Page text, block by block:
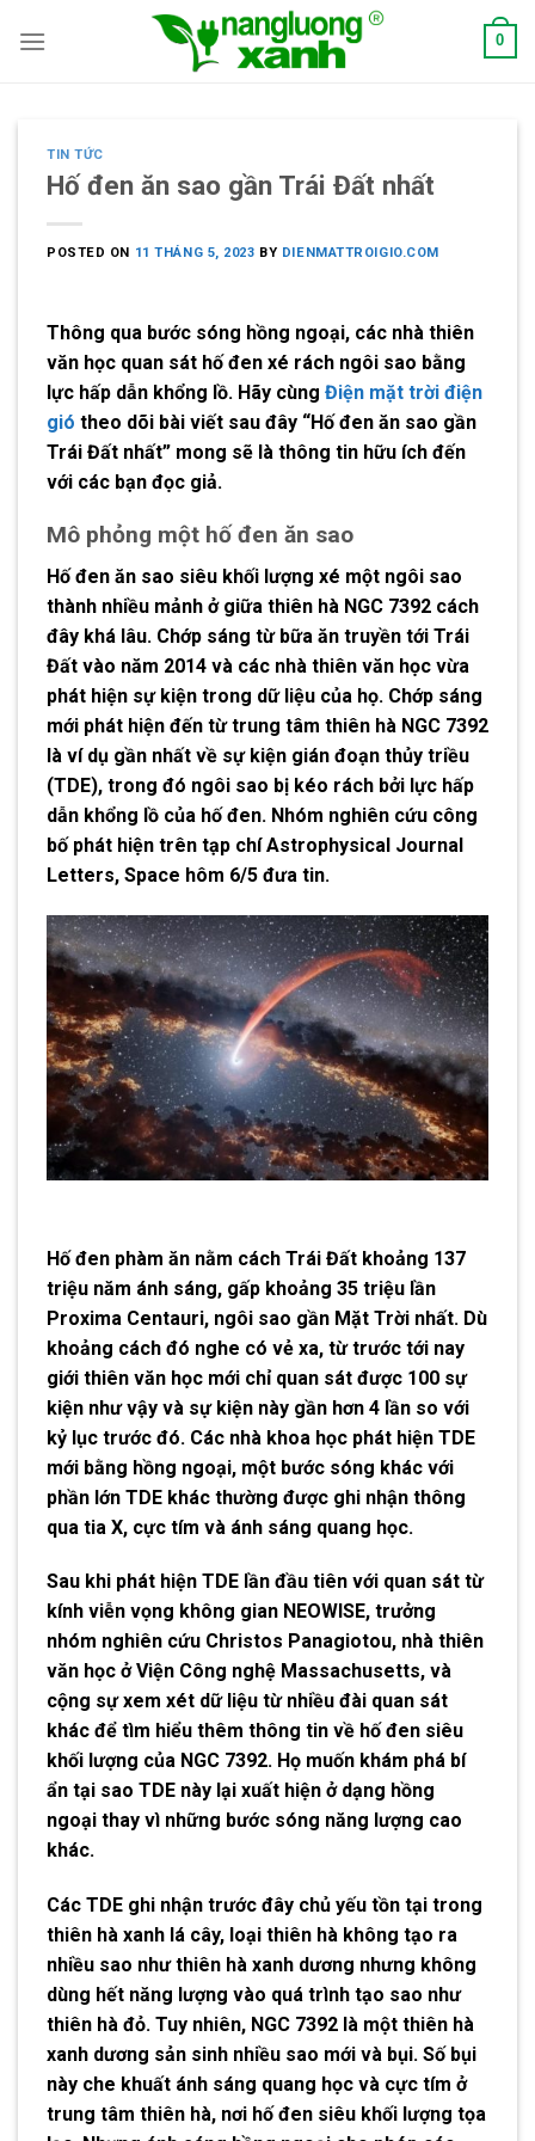
0
TIN TỨC
Hố đen ăn sao gần Trái Đất nhất
POSTED ON 11 THÁNG 5, 2023 BY DIENMATTROIGIO.COM
Thông qua bước sóng hồng ngoại, các nhà thiên
văn học quan sát hố đen xé rách ngôi sao bằng
lực hấp dẫn khổng lồ. Hãy cùng Điện mặt trời điện
gió theo dõi bài viết sau đây “Hố đen ăn sao gần
Trái Đất nhất” mong sẽ là thông tin hữu ích đến
với các bạn đọc giả.
Mô phỏng một hố đen ăn sao
Hố đen ăn sao siêu khối lượng xé một ngôi sao
thành nhiều mảnh ở giữa thiên hà NGC 7392 cách
đây khá lâu. Chớp sáng từ bữa ăn truyền tới Trái
Đất vào năm 2014 và các nhà thiên văn học vừa
phát hiện sự kiện trong dữ liệu của họ. Chớp sáng
mới phát hiện đến từ trung tâm thiên hà NGC 7392
là ví dụ gần nhất về sự kiện gián đoạn thủy triều
(TDE), trong đó ngôi sao bị kéo rách bởi lực hấp
dẫn khổng lồ của hố đen. Nhóm nghiên cứu công
bố phát hiện trên tạp chí Astrophysical Journal
Letters, Space hôm 6/5 đưa tin.
Hố đen phàm ăn nằm cách Trái Đất khoảng 137
triệu năm ánh sáng, gấp khoảng 35 triệu lần
Proxima Centauri, ngôi sao gần Mặt Trời nhất. Dù
khoảng cách đó nghe có vẻ xa, từ trước tới nay
giới thiên văn học mới chỉ quan sát được 100 sự
kiện như vậy và sự kiện này gần hơn 4 lần so với
kỷ lục trước đó. Các nhà khoa học phát hiện TDE
mới bằng hồng ngoại, một bước sóng khác với
phần lớn TDE khác thường được ghi nhận thông
qua tia X, cực tím và ánh sáng quang học.
Sau khi phát hiện TDE lần đầu tiên với quan sát từ
kính viễn vọng không gian NEOWISE, trưởng
nhóm nghiên cứu Christos Panagiotou, nhà thiên
văn học ở Viện Công nghệ Massachusetts, và
cộng sự xem xét dữ liệu từ nhiều đài quan sát
khác để tìm hiểu thêm thông tin về hố đen siêu
khối lượng của NGC 7392. Họ muốn khám phá bí
ẩn tại sao TDE này lại xuất hiện ở dạng hồng
ngoại thay vì những bước sóng năng lượng cao
khác.
Các TDE ghi nhận trước đây chủ yếu tồn tại trong
thiên hà xanh lá cây, loại thiên hà không tạo ra
nhiều sao như thiên hà xanh dương nhưng không
dùng hết năng lượng vào quá trình tạo sao như
thiên hà đỏ. Tuy nhiên, NGC 7392 là một thiên hà
xanh dương sản sinh nhiều sao mới và bụi. Số bụi
này che khuất ánh sáng quang học và cực tím ở
trung tâm thiên hà, nơi hố đen siêu khối lượng tọa